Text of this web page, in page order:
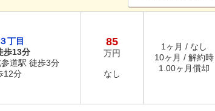
丁目
歩13分
道駅 徒歩3分
12分
85
万円
なし
1ヶ月 / なし
10ヶ月 / 解約時
1.00ヶ月償却